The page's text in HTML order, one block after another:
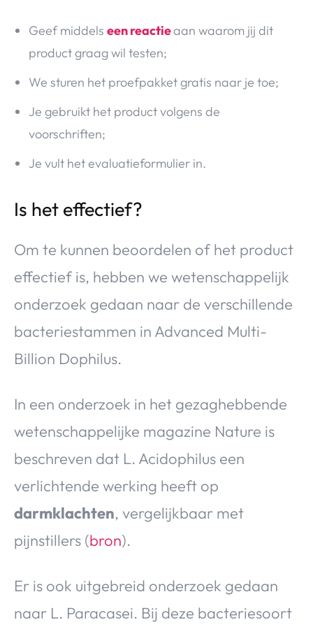
Geef middels een reactieaan waarom jij dit
product graag wil testen;
We sturen het proefpakket gratis naar je toe;
Je gebruikt het product volgens de
voorschriften;
Je vult het evaluatieformulier in.
Is het effectief?
Om te kunnen beoordelen of het product
effectief is, hebben we wetenschappelijk
onderzoek gedaan naar de verschillende
bacteriestammen in Advanced Multi-
Billion Dophilus.
In een onderzoek in het gezaghebbende
wetenschappelijke magazine Nature is
beschreven dat L. Acidophilus een
verlichtende werking heeft op
darmklachten, vergelijkbaar met
pijnstillers (bron).
Er is ook uitgebreid onderzoek gedaan
naar L. Paracasei. Bij deze bacteriesoort